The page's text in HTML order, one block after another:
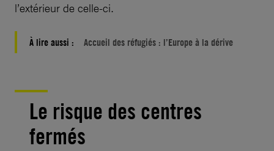
l’extérieur de celle-ci.
À lire aussi : Accueil des réfugiés : l’Europe à la dérive
Le risque des centres
fermés